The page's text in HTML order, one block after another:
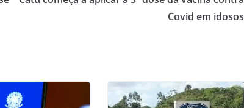
Covid em idosos